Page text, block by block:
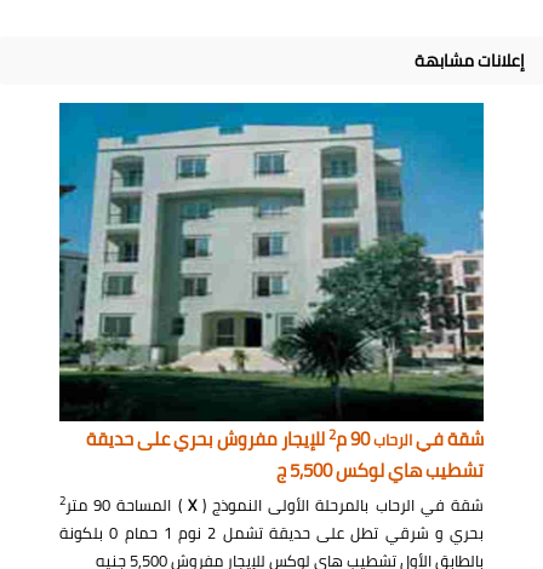
إعلانات مشابهة
شقة فيالرحاب90 م 2للإيجار مفروش بحري على حديقة
تشطيب هاي لوكس 5,500 ج
شقة في الرحاب بالمرحلة الأولى النموذج (X ) المساحة 90 متر 2
بحري و شرقي تطل على حديقة تشمل 2 نوم 1 حمام 0 بلكونة
بالطابق الأول تشطيب هاي لوكس للإيجار مفروش 5,500 جنيه